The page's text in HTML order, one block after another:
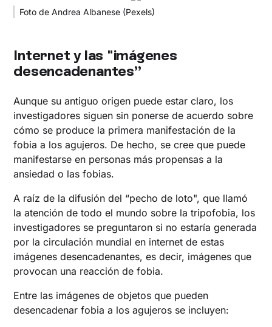
Foto de Andrea Albanese (Pexels)
Internet y las "imágenes
desencadenantes”
Aunque su antiguo origen puede estar claro, los
investigadores siguen sin ponerse de acuerdo sobre
cómo se produce la primera manifestación de la
fobia a los agujeros. De hecho, se cree que puede
manifestarse en personas más propensas a la
ansiedad o las fobias.
A raíz de la difusión del “pecho de loto", que llamó
la atención de todo el mundo sobre la tripofobia, los
investigadores se preguntaron si no estaría generada
por la circulación mundial en internet de estas
imágenes desencadenantes, es decir, imágenes que
provocan una reacción de fobia.
Entre las imágenes de objetos que pueden
desencadenar fobia a los agujeros se incluyen: